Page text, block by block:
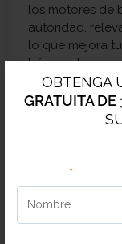
OBTENGA
GRATUITA
*
los motores de
autoridad,
lo que mejora
búsqueda.
Al implementar
page, tu